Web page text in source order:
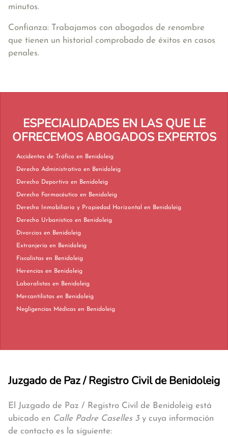
minutos.
Confianza: Trabajamos con abogados de renombre
que tienen un historial comprobado de éxitos en casos
penales.
ESPECIALIDADES EN LAS QUE LE
OFRECEMOS ABOGADOS EXPERTOS
Accidentes de Tráfico en Benidoleig
Derecho Administrativo en Benidoleig
Derecho Deportivo en Benidoleig
Derecho Farmacéutico en Benidoleig
Derecho Inmobiliario y Propiedad Horizontal en Benidoleig
Derecho Urbanístico en Benidoleig
Divorcios en Benidoleig
Extranjería en Benidoleig
Fiscalistas en Benidoleig
Herencias en Benidoleig
Laboralistas en Benidoleig
Mercantilistas en Benidoleig
Negligencias Médicas en Benidoleig
Juzgado de Paz / Registro Civil de Benidoleig
El Juzgado de Paz / Registro Civil de Benidoleig está
ubicado en Calle Padre Caselles 3y cuya información
de contacto es la siguiente: